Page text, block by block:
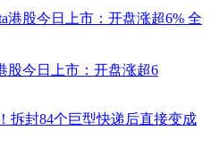
股今日上市：开盘涨超6